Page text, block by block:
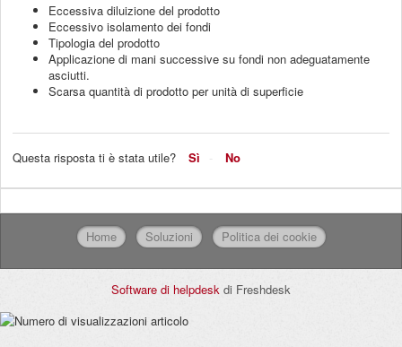
Eccessiva diluizione del prodotto
Eccessivo isolamento dei fondi
Tipologia del prodotto
Applicazione di mani successive su fondi non adeguatamente
asciutti.
Scarsa quantità di prodotto per unità di superficie
Questa risposta ti è stata utile? Sì No
Home Soluzioni Politica dei cookie
Software di helpdesk di Freshdesk